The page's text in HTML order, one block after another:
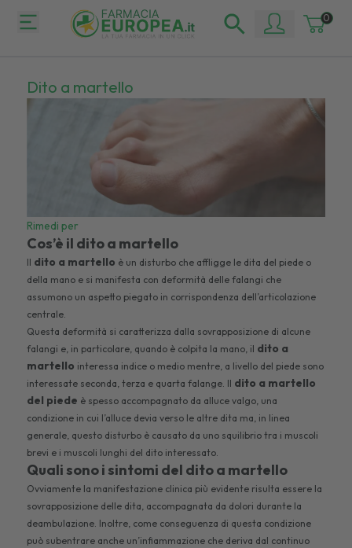
0
Dito a martello
Rimedi per
Cos’è il dito a martello
Il dito a martello è un disturbo che affligge le dita del piede o
della mano e si manifesta con deformità delle falangi che
assumono un aspetto piegato in corrispondenza dell’articolazione
centrale.
Questa deformità si caratterizza dalla sovrapposizione di alcune
falangi e, in particolare, quando è colpita la mano, il dito a
martello interessa indice o medio mentre, a livello del piede sono
interessate seconda, terza e quarta falange. Il dito a martello
del piede è spesso accompagnato da alluce valgo, una
condizione in cui l’alluce devia verso le altre dita ma, in linea
generale, questo disturbo è causato da uno squilibrio tra i muscoli
brevi e i muscoli lunghi del dito interessato.
Quali sono i sintomi del dito a martello
Ovviamente la manifestazione clinica più evidente risulta essere la
sovrapposizione delle dita, accompagnata da dolori durante la
deambulazione. Inoltre, come conseguenza di questa condizione
può subentrare anche un’infiammazione che deriva dal continuo